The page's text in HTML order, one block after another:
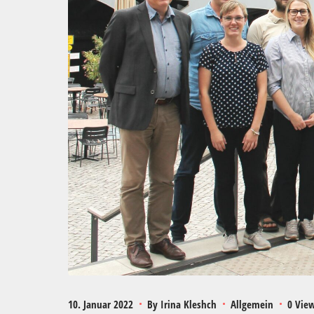
10. Januar 2022 By Irina Kleshch Allgemein 0